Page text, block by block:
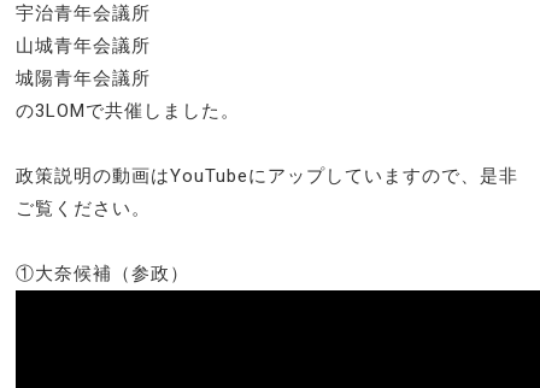
宇治青年会議所
山城青年会議所
城陽青年会議所
の3LOMで共催しました。
政策説明の動画はYouTubeにアップしていますので、是非
ご覧ください。
①大奈候補（参政）